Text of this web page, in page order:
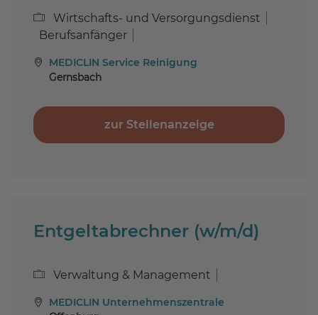
Wirtschafts- und Versorgungsdienst
Berufsanfänger
MEDICLIN Service Reinigung
Gernsbach
zur Stellenanzeige
Entgeltabrechner (w/m/d)
Verwaltung & Management
MEDICLIN Unternehmenszentrale